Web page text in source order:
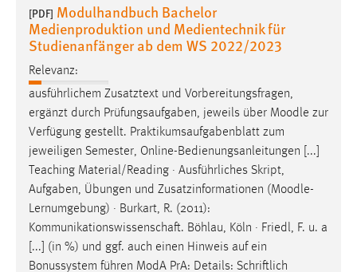
[PDF] Modulhandbuch Bachelor
Medienproduktion und Medientechnik für
Studienanfänger ab dem WS 2022/2023
Relevanz:
ausführlichem Zusatztext und Vorbereitungsfragen,
ergänzt durch Prüfungsaufgaben, jeweils über Moodle zur
Verfügung gestellt. Praktikumsaufgabenblatt zum
jeweiligen Semester, Online-Bedienungsanleitungen [...]
Teaching Material/Reading · Ausführliches Skript,
Aufgaben, Übungen und Zusatzinformationen (Moodle-
Lernumgebung) · Burkart, R. (2011):
Kommunikationswissenschaft. Böhlau, Köln · Friedl, F. u. a
[...] (in %) und ggf. auch einen Hinweis auf ein
Bonussystem führen ModA PrA: Details: Schriftlich